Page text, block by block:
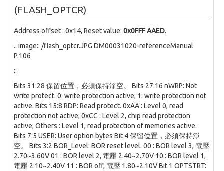
(FLASH_OPTCR)
Address offset : 0x14, Reset value: 0x0FFF AAED.
.. image:: /flash_optcr.JPG DM00031020-referenceManual
P.106
::
Bits 31:28 保留位置，必須保持淨空。 Bits 27:16 nWRP: Not
write protect. 0: write protection active; 1: write protection not
active. Bits 15:8 RDP: Read protect. 0xAA : Level 0, read
protection not active; 0xCC : Level 2, chip read protection
active; Others : Level 1, read protection of memories active.
Bits 7:5 USER: User option bytes Bit 4 保留位置，必須保持淨
空。 Bits 3:2 BOR_Level: BOR reset level. 00 : BOR level 3, 電壓
2.70~3.60V 01 : BOR level 2, 電壓 2.40~2.70V 10 : BOR level 1,
電壓 2.10~2.40V 11 : BOR off, 電壓 1.80~2.10V Bit 1 OPTSTRT: